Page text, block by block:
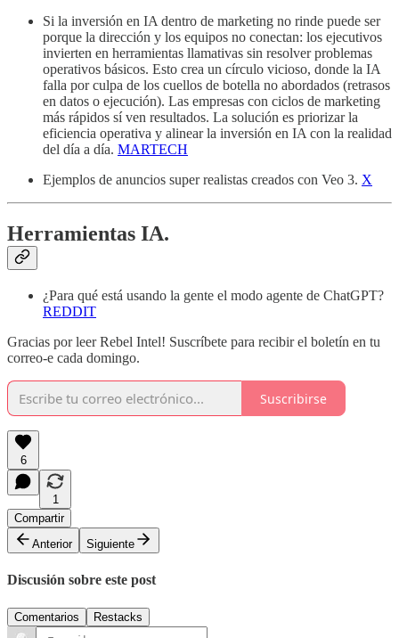
Si la inversión en IA dentro de marketing no rinde puede ser
porque la dirección y los equipos no conectan: los ejecutivos
invierten en herramientas llamativas sin resolver problemas
operativos básicos. Esto crea un círculo vicioso, donde la IA
falla por culpa de los cuellos de botella no abordados (retrasos
en datos o ejecución). Las empresas con ciclos de marketing
más rápidos sí ven resultados. La solución es priorizar la
eficiencia operativa y alinear la inversión en IA con la realidad
del día a día. MARTECH
Ejemplos de anuncios super realistas creados con Veo 3. X
Herramientas IA.
¿Para qué está usando la gente el modo agente de ChatGPT?
REDDIT
Gracias por leer Rebel Intel! Suscríbete para recibir el boletín en tu
correo-e cada domingo.
Suscribirse
6
1
Compartir
Anterior
Siguiente
Discusión sobre este post
Comentarios Restacks